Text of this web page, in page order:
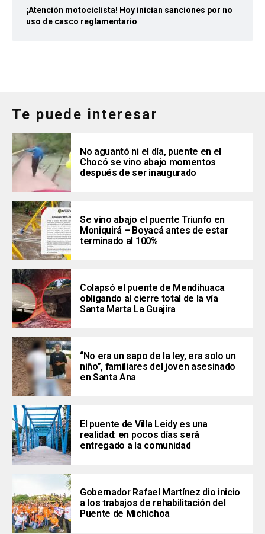
¡Atención motociclista! Hoy inician sanciones por no
uso de casco reglamentario
Te puede interesar
No aguantó ni el día, puente en el
Chocó se vino abajo momentos
después de ser inaugurado
Se vino abajo el puente Triunfo en
Moniquirá – Boyacá antes de estar
terminado al 100%
Colapsó el puente de Mendihuaca
obligando al cierre total de la vía
Santa Marta La Guajira
“No era un sapo de la ley, era solo un
niño”, familiares del joven asesinado
en Santa Ana
El puente de Villa Leidy es una
realidad: en pocos días será
entregado a la comunidad
Gobernador Rafael Martínez dio inicio
a los trabajos de rehabilitación del
Puente de Michichoa